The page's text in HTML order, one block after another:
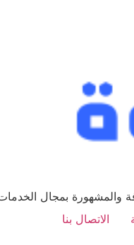
بمجال
الاتصال بنا